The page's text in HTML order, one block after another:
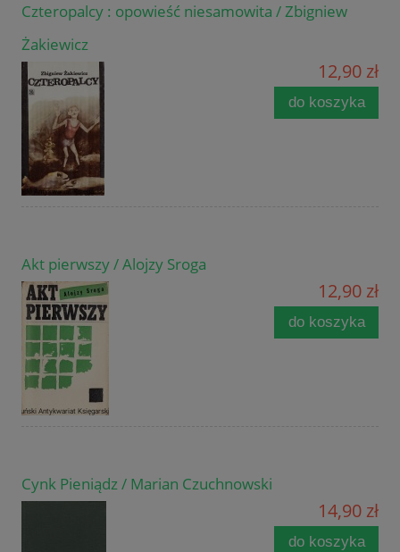
Czteropalcy : opowieść niesamowita / Zbigniew
Żakiewicz
12,90 zł
do koszyka
Akt pierwszy / Alojzy Sroga
12,90 zł
do koszyka
Cynk Pieniądz / Marian Czuchnowski
14,90 zł
do koszyka